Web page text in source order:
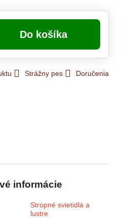
Do košíka
Strážny pes Doručenia
informácie
Stropné svietidlá a
lustre